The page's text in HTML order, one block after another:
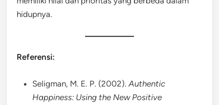
hidupnya.
Referensi:
Seligman, M. E. P. (2002). Authentic
Happiness: Using the New Positive